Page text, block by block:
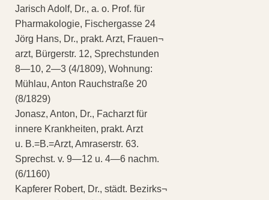
Jarisch Adolf, Dr., a. o. Prof. für
Pharmakologie, Fischergasse 24
Jörg Hans, Dr., prakt. Arzt, Frauen¬
arzt, Bürgerstr. 12, Sprechstunden
8—10, 2—3 (4/1809), Wohnung:
Mühlau, Anton Rauchstraße 20
(8/1829)
Jonasz, Anton, Dr., Facharzt für
innere Krankheiten, prakt. Arzt
u. B.=B.=Arzt, Amraserstr. 63.
Sprechst. v. 9—12 u. 4—6 nachm.
(6/1160)
Kapferer Robert, Dr., städt. Bezirks¬